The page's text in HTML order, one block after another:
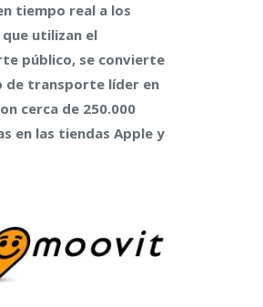
tiempo real a los
utilizan el
público, se convierte
de transporte líder en
cerca de 250.000
en las tiendas Apple y